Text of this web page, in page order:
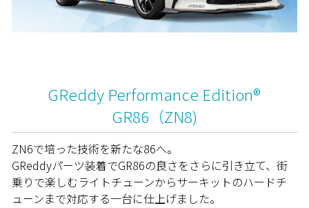
GReddy Performance Edition®
GR86（ZN8)
ZN6で培った技術を新たな86へ。
GReddyパーツ装着でGR86の良さをさらに引き立て、街
乗りで楽しむライトチューンからサーキットのハードチ
ューンまで対応する一台に仕上げました。